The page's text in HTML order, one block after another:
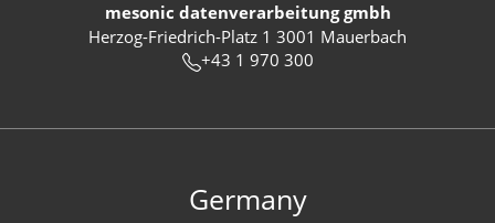
mesonic datenverarbeitung gmbh
Herzog-Friedrich-Platz 1 3001 Mauerbach
+43 1 970 300
Germany